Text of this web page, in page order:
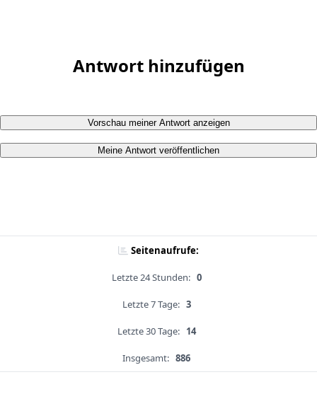
Antwort hinzufügen
Vorschau meiner Antwort anzeigen
Meine Antwort veröffentlichen
Seitenaufrufe:
Letzte 24 Stunden: 0
Letzte 7 Tage: 3
Letzte 30 Tage: 14
Insgesamt: 886